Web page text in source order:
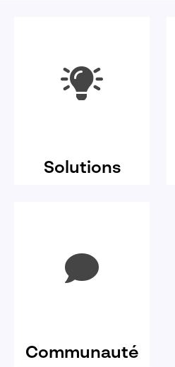
Solutions
Communauté